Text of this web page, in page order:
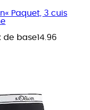
Paquet, 3 cuis
de base14.96